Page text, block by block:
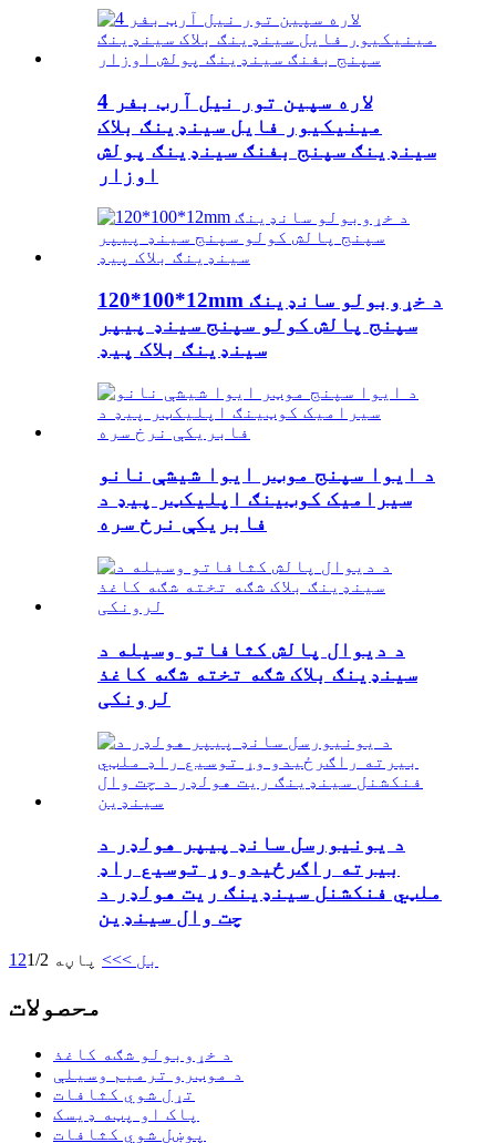
4 لاره سپین تور نیل آرټ بفر
مینیکیور فایل سینډینګ بلاک
سینډینګ سپنج بفنګ سینډینګ پولش
اوزار
120*100*12mm د خړوبولو سانډینګ
سپنج پالش کولو سپنج سینډ پیپر
سینډینګ بلاک پیډ
د ایوا سپنج موټر ایوا شیشې نانو
سیرامیک کوټینګ اپلیکټر پیډ د
فابریکې نرخ سره
د دیوال پالش کثافاتو وسیله د
سینډینګ بلاک شګه تخته شګه کاغذ
لرونکی
د یونیورسل سانډ پیپر هولډر د
بیرته راګرځیدو وړ توسیع راډ
ملټي فنکشنل سینډینګ ریت هولډر د
چت وال سینډین
1 2 بل >>> پاڼه 1/2
محصولات
د خړوبولو شګه کاغذ
د موټرو ترمیم وسیلې
تړل شوي کثافات
پاک او پټه ډیسک
پوښل شوي کثافات